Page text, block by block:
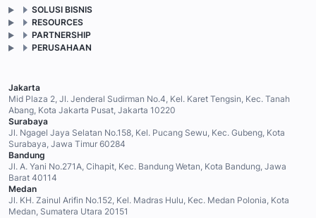
SOLUSI BISNIS
RESOURCES
PARTNERSHIP
PERUSAHAAN
Jakarta
Mid Plaza 2, Jl. Jenderal Sudirman No.4, Kel. Karet Tengsin, Kec. Tanah
Abang, Kota Jakarta Pusat, Jakarta 10220
Surabaya
Jl. Ngagel Jaya Selatan No.158, Kel. Pucang Sewu, Kec. Gubeng, Kota
Surabaya, Jawa Timur 60284
Bandung
Jl. A. Yani No.271A, Cihapit, Kec. Bandung Wetan, Kota Bandung, Jawa
Barat 40114
Medan
Jl. KH. Zainul Arifin No.152, Kel. Madras Hulu, Kec. Medan Polonia, Kota
Medan, Sumatera Utara 20151